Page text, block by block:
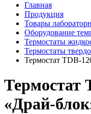
Главная
Продукция
Товары
Оборудование
Термостаты
Термостаты
Термостат TDB-
Термостат
«Драй-